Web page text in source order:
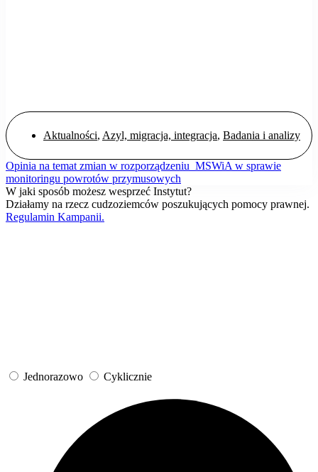
Aktualności, Azyl, migracja, integracja, Badania i analizy
Opinia na temat zmian w rozporządzeniu MSWiA w sprawie
monitoringu powrotów przymusowych
W jaki sposób możesz wesprzeć Instytut?
Działamy na rzecz cudzoziemców poszukujących pomocy prawnej.
Regulamin Kampanii.
Jednorazowo Cyklicznie